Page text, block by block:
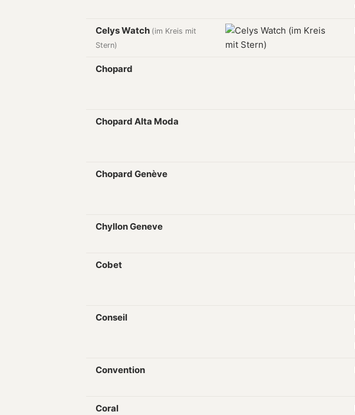
Celys Watch (im Kreis mit
Stern)
Chopard
Chopard Alta Moda
Chopard Genève
Chyllon Geneve
Cobet
Conseil
Convention
Coral